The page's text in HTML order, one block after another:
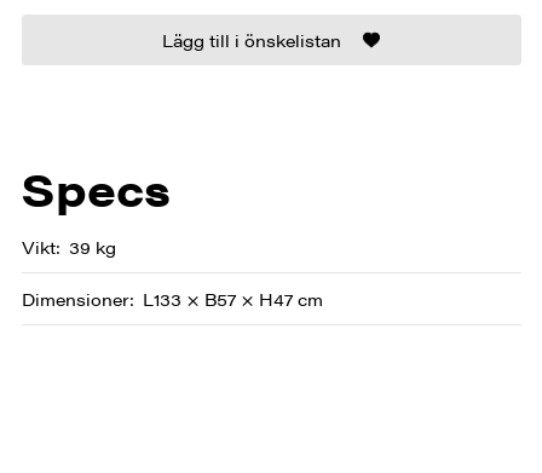
Lägg till i önskelistan
Specs
Vikt 39 kg
Dimensioner L133 × B57 × H47 cm